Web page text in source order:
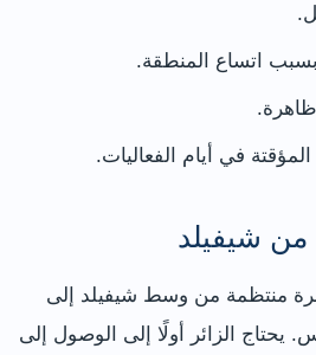
اتساع المنطقة.
ظاهرة.
في أيام الفعاليات.
من شيفيلد
منتظمة من وسط شيفيلد إلى
الزائر أولًا إلى الوصول إلى